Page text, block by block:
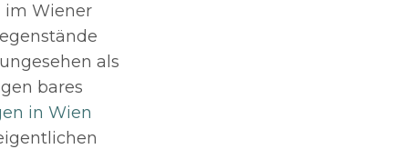
im Wiener
als
bares
in Wien